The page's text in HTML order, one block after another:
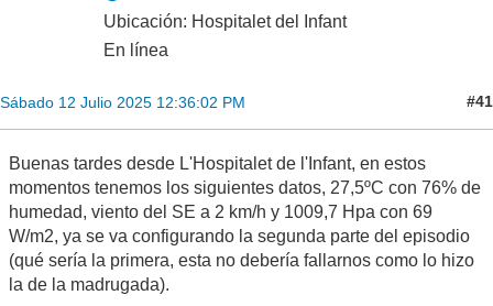
Ubicación: Hospitalet del Infant
En línea
Sábado 12 Julio 2025 12:36:02 PM #41
Buenas tardes desde L'Hospitalet de l'Infant, en estos
momentos tenemos los siguientes datos, 27,5ºC con 76% de
humedad, viento del SE a 2 km/h y 1009,7 Hpa con 69
W/m2, ya se va configurando la segunda parte del episodio
(qué sería la primera, esta no debería fallarnos como lo hizo
la de la madrugada).